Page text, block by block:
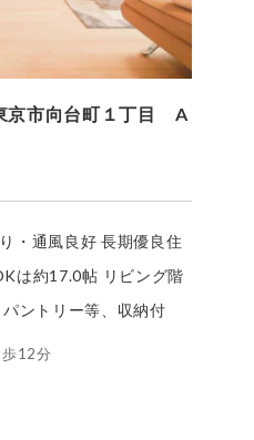
京市向台町１丁目 A
・通風良好 長期優良住
は約17.0帖 リビング階
ントリー等、収納付
12分